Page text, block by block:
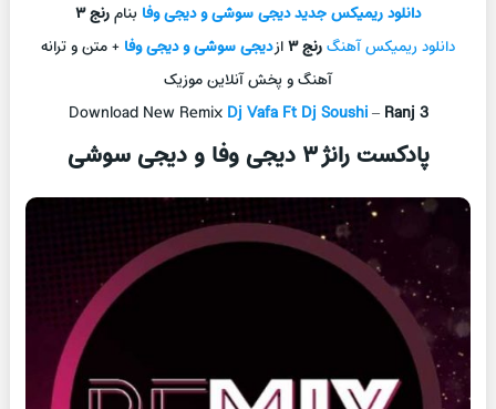
دانلود ریمیکس جدیددیجی سوشی و دیجی وفا بنامرنج ۳
دانلود ریمیکس آهنگرنج ۳ ازدیجی سوشی و دیجی وفا + متن و ترانه
آهنگ و پخش آنلاین موزیک
Download New Remix Dj Vafa Ft Dj Soushi– Ranj 3
پادکست رانژ ۳ دیجی وفا و دیجی سوشی